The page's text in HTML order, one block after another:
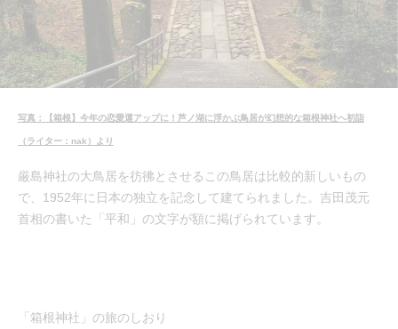
写真：【箱根】今年の恋愛運アップに！芦ノ湖に浮かぶ鳥居が幻想的な箱根神社へ初詣
（ライター：nak）より
厳島神社の大鳥居を彷彿とさせるこの鳥居は比較的新しいもの
で、1952年に日本の独立を記念して建てられました。吉田茂元
首相の書いた「平和」の文字が額に掲げられています。
「箱根神社」の旅のしおり